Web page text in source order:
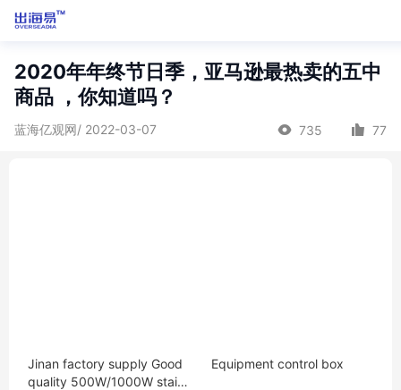
2020年年终节日季，亚马逊最热卖的五中
商品 ，你知道吗？
蓝海亿观网/ 2022-03-07 735 77
Jinan factory supply Good
quality 500W/1000W stainl
Equipment control box